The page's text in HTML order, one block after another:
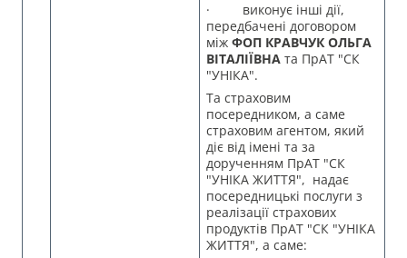
· виконує інші дії,
передбачені договором
між ФОП КРАВЧУК ОЛЬГА
ВІТАЛІЇВНА та ПрАТ "СК
"УНІКА".
Та страховим
посередником, а саме
страховим агентом, який
діє від імені та за
дорученням ПрАТ "СК
"УНІКА ЖИТТЯ", надає
посередницькі послуги з
реалізації страхових
продуктів ПрАТ "СК "УНІКА
ЖИТТЯ", а саме: